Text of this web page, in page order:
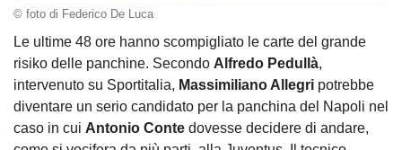
© foto di Federico De Luca
Le ultime 48 ore hanno scompigliato le carte del grande
risiko delle panchine. Secondo Alfredo Pedullà,
intervenuto su Sportitalia, Massimiliano Allegri potrebbe
diventare un serio candidato per la panchina del Napoli nel
caso in cui Antonio Conte dovesse decidere di andare,